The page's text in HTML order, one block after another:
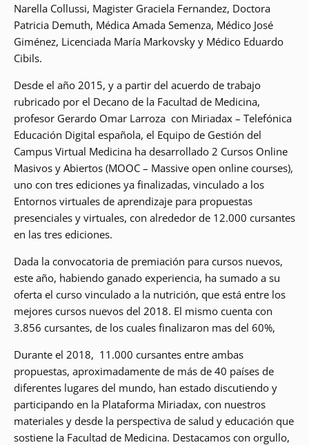
Narella Collussi, Magister Graciela Fernandez, Doctora
Patricia Demuth, Médica Amada Semenza, Médico José
Giménez, Licenciada María Markovsky y Médico Eduardo
Cibils.
Desde el año 2015, y a partir del acuerdo de trabajo
rubricado por el Decano de la Facultad de Medicina,
profesor Gerardo Omar Larroza con Miriadax – Telefónica
Educación Digital española, el Equipo de Gestión del
Campus Virtual Medicina ha desarrollado 2 Cursos Online
Masivos y Abiertos (MOOC – Massive open online courses),
uno con tres ediciones ya finalizadas, vinculado a los
Entornos virtuales de aprendizaje para propuestas
presenciales y virtuales, con alrededor de 12.000 cursantes
en las tres ediciones.
Dada la convocatoria de premiación para cursos nuevos,
este año, habiendo ganado experiencia, ha sumado a su
oferta el curso vinculado a la nutrición, que está entre los
mejores cursos nuevos del 2018. El mismo cuenta con
3.856 cursantes, de los cuales finalizaron mas del 60%,
Durante el 2018, 11.000 cursantes entre ambas
propuestas, aproximadamente de más de 40 países de
diferentes lugares del mundo, han estado discutiendo y
participando en la Plataforma Miriadax, con nuestros
materiales y desde la perspectiva de salud y educación que
sostiene la Facultad de Medicina. Destacamos con orgullo,